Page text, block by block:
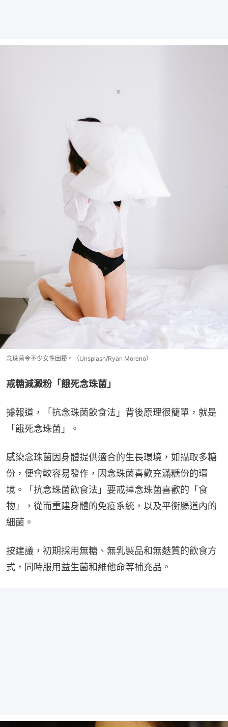
念珠菌令不少女性困擾。（Unsplash/Ryan Moreno）
戒糖減澱粉「餓死念珠菌」
據報道，「抗念珠菌飲食法」背後原理很簡單，就是
「餓死念珠菌」。
感染念珠菌因身體提供適合的生長環境，如攝取多糖
份，便會較容易發作，因念珠菌喜歡充滿糖份的環
境。「抗念珠菌飲食法」要戒掉念珠菌喜歡的「食
物」，從而重建身體的免疫系統，以及平衡腸道內的
細菌。
按建議，初期採用無糖、無乳製品和無麩質的飲食方
式，同時服用益生菌和維他命等補充品。